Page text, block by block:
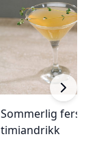
Sommerlig
timiandrikk